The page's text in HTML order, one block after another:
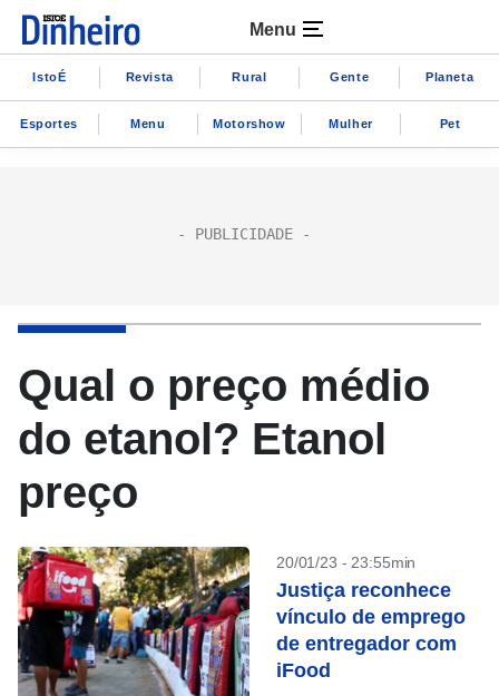
Menu
IstoÉ Revista Rural Gente Planeta
Esportes Menu Motorshow Mulher Pet
Qual o preço médio
do etanol? Etanol
preço
20/01/23 - 23:55min
Justiça reconhece
vínculo de emprego
de entregador com
iFood